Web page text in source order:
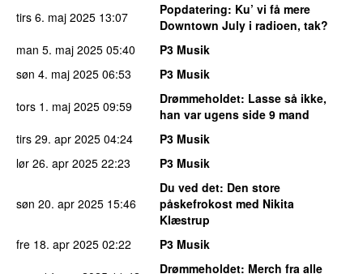
tirs 6. maj 2025 13:07 Popdatering: Ku’ vi få mere
Downtown July i radioen, tak?
man 5. maj 2025 05:40
P3 Musik
søn 4. maj 2025 06:53
P3 Musik
tors 1. maj 2025 09:59 Drømmeholdet: Lasse så ikke,
han var ugens side 9 mand
tirs 29. apr 2025 04:24
P3 Musik
lør 26. apr 2025 22:23 P3 Musik
søn 20. apr 2025 15:46
Du ved det: Den store
påskefrokost med Nikita
Klæstrup
fre 18. apr 2025 02:22
P3 Musik
Drømmeholdet: Merch fra alle